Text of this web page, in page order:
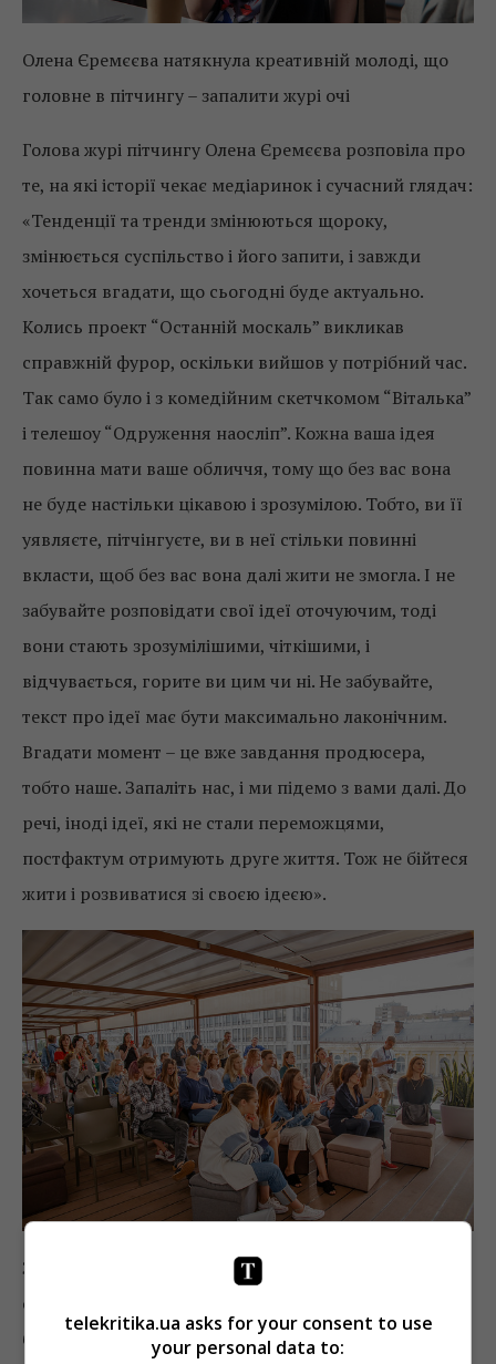
Олена Єремєєва натякнула креативній молоді, що
головне в пітчингу – запалити журі очі
Голова журі пітчингу Олена Єремєєва розповіла про
те, на які історії чекає медіаринок і сучасний глядач:
«Тенденції та тренди змінюються щороку,
змінюється суспільство і його запити, і завжди
хочеться вгадати, що сьогодні буде актуально.
Колись проект “Останній москаль” викликав
справжній фурор, оскільки вийшов у потрібний час.
Так само було і з комедійним скетчкомом “Віталька”
і телешоу “Одруження наосліп”. Кожна ваша ідея
повинна мати ваше обличчя, тому що без вас вона
не буде настільки цікавою і зрозумілою. Тобто, ви її
уявляєте, пітчінгуєте, ви в неї стільки повинні
вкласти, щоб без вас вона далі жити не змогла. І не
забувайте розповідати свої ідеї оточуючим, тоді
вони стають зрозумілішими, чіткішими, і
відчувається, горите ви цим чи ні. Не забувайте,
текст про ідеї має бути максимально лаконічним.
Вгадати момент – це вже завдання продюсера,
тобто наше. Запаліть нас, і ми підемо з вами далі. До
речі, іноді ідеї, які не стали переможцями,
постфактум отримують друге життя. Тож не бійтеся
жити і розвиватися зі своєю ідеєю».
Зважаючи на кількість слухачів, бажаючих дізнатися
секрети успішного подання ідеї на пітчинг у Києві
більш ніж достатньо
telekritika.ua asks for your consent to use
your personal data to: